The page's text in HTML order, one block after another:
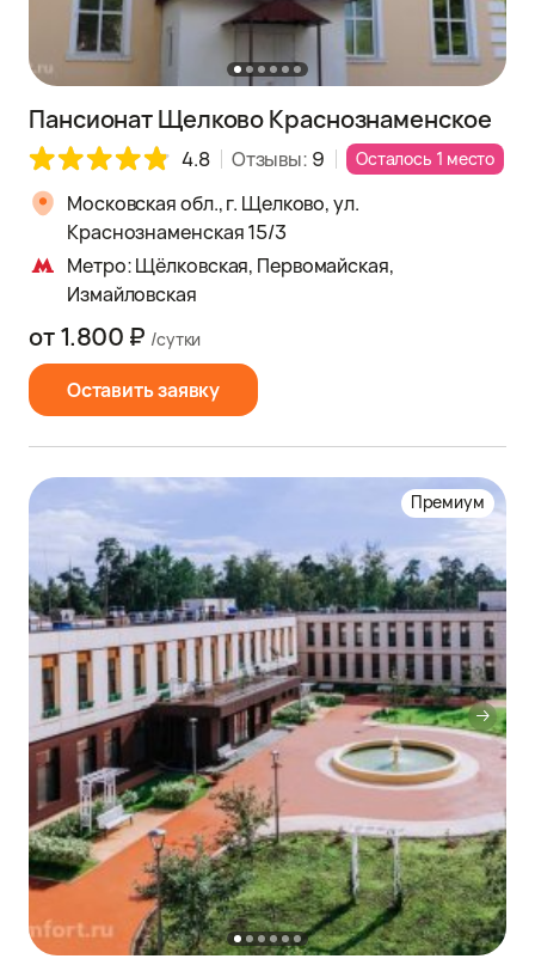
Пансионат Щелково Краснознаменское
4.8 Отзывы: 9 Осталось 1 место
Московская обл., г. Щелково, ул.
Краснознаменская 15/3
Метро: Щёлковская, Первомайская,
Измайловская
Оставить заявку
от 1.800 ₽ /сутки
Премиум